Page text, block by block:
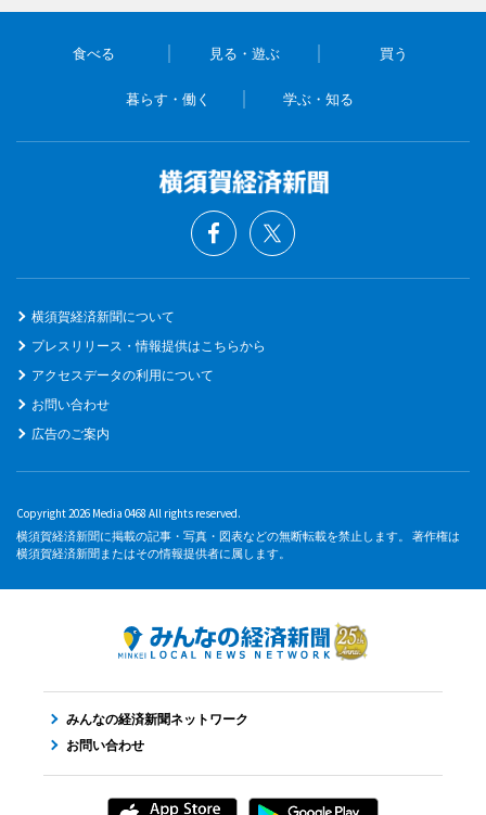
食べる 見る・遊ぶ 買う
暮らす・働く 学ぶ・知る
横須賀経済新聞について
プレスリリース・情報提供はこちらから
アクセスデータの利用について
お問い合わせ
広告のご案内
Copyright 2026 Media 0468 All rights reserved.
横須賀経済新聞に掲載の記事・写真・図表などの無断転載を禁止します。 著作権は
横須賀経済新聞またはその情報提供者に属します。
みんなの経済新聞ネットワーク
お問い合わせ